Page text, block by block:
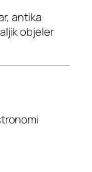
antika
objeler